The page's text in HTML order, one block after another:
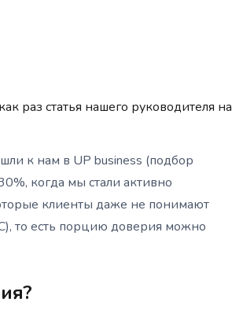
раз статья нашего руководителя на
к нам в UP business (подбор
когда мы стали активно
клиенты даже не понимают
то есть порцию доверия можно